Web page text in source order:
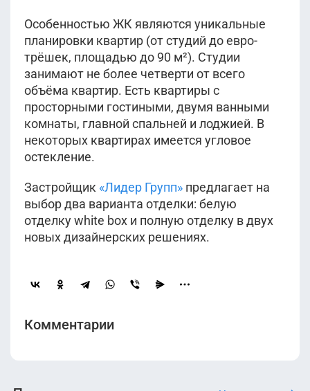
Особенностью ЖК являются уникальные
планировки квартир (от студий до евро-
трёшек, площадью до 90 м²). Студии
занимают не более четверти от всего
объёма квартир. Есть квартиры с
просторными гостиными, двумя ванными
комнаты, главной спальней и лоджией. В
некоторых квартирах имеется угловое
остекление.
Застройщик «Лидер Групп» предлагает на
выбор два варианта отделки: белую
отделку white box и полную отделку в двух
новых дизайнерских решениях.
Комментарии